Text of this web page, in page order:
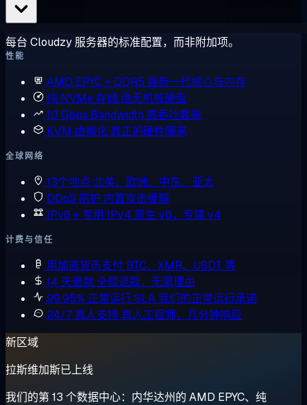
每台 Cloudzy 服务器的标准配置，而非附加项。
性能
AMD EPYC + DDR5 最新一代核心与内存
纯 NVMe 存储绝无机械硬盘
10 Gbps Bandwidth 高吞吐套餐
KVM 虚拟化 真正的硬件隔离
全球网络
13个地点 北美、欧洲、中东、亚太
DDoS 防护 内置攻击缓解
IPv6 + 专用 IPv4 原生 v6，专属 v4
计费与信任
用加密货币支付 BTC、XMR、USDT 等
14 天退款全额退款，无需理由
99.95% 正常运行 SLA我们的正常运行承诺
24/7 真人支持 真人工程师，几分钟响应
新区域
拉斯维加斯已上线
我们的第 13 个数据中心：内华达州的 AMD EPYC、纯